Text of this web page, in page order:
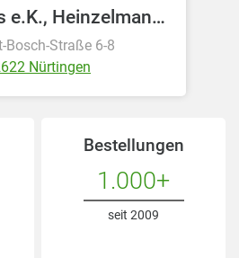
Walter Dups e.K., Heinzelmann Energie-Vertrieb
Bosch-Straße 6-8
Nürtingen
Bestellungen
1.000+
seit 2009